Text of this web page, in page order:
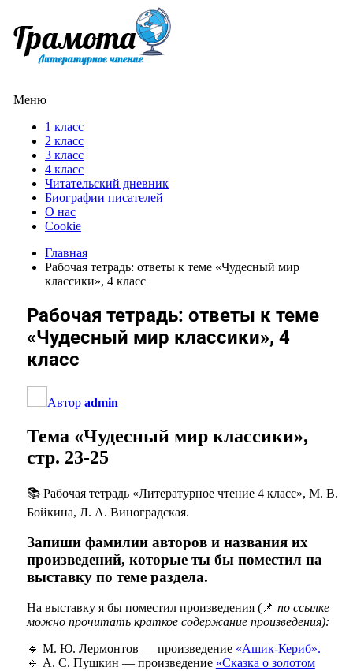
Меню
1 класс
2 класс
3 класс
4 класс
Читательский дневник
Биографии писателей
О нас
Cookie
Главная
Рабочая тетрадь: ответы к теме «Чудесный мир
классики», 4 класс
Рабочая тетрадь: ответы к теме
«Чудесный мир классики», 4
класс
Автор admin
Тема «Чудесный мир классики»,
стр. 23-25
📚 Рабочая тетрадь «Литературное чтение 4 класс», М. В.
Бойкина, Л. А. Виноградская.
Запиши фамилии авторов и названия их
произведений, которые ты бы поместил на
выставку по теме раздела.
На выставку я бы поместил произведения (📌 по ссылке
можно прочитать краткое содержание произведения):
🔹 М. Ю. Лермонтов — произведение «Ашик-Кериб».
🔹 А. С. Пушкин — произведение «Сказка о золотом